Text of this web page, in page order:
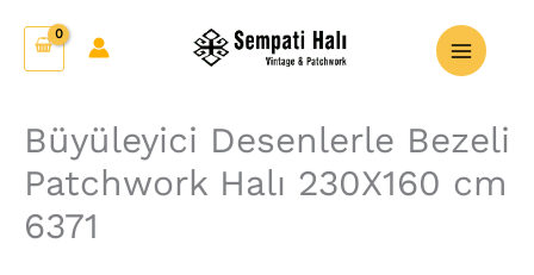
Büyüleyici Desenlerle Bezeli
Patchwork Halı 230X160 cm
6371
Desenlerle
Bezeli
Halı
230X160
6371